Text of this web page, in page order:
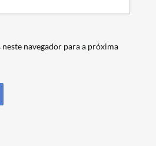
neste navegador para a próxima